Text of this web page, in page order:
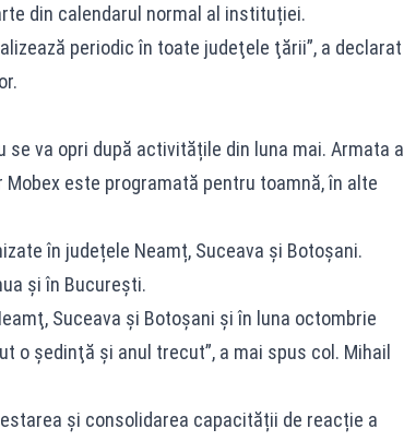
din calendarul normal al instituției.
periodic în toate judeţele ţării”, a declarat
va opri după activitățile din luna mai. Armata a
este programată pentru toamnă, în alte
în județele Neamț, Suceava și Botoșani.
și în București.
Suceava şi Botoşani şi în luna octombrie
o şedinţă şi anul trecut”, a mai spus col. Mihail
și consolidarea capacității de reacție a